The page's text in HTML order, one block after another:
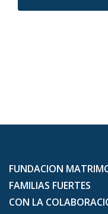
FUNDACION
FAMILIAS FUERTES
CON LA